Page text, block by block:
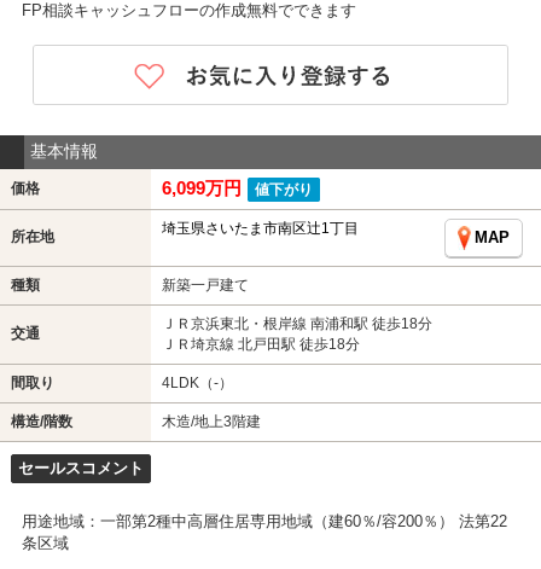
FP相談キャッシュフローの作成無料でできます
基本情報
価格 6,099万円 値下がり
所在地 埼玉県さいたま市南区辻1丁目
MAP
種類 新築一戸建て
交通
ＪＲ京浜東北・根岸線 南浦和駅 徒歩18分
ＪＲ埼京線 北戸田駅 徒歩18分
間取り 4LDK（-）
構造/階数 木造/地上3階建
セールスコメント
用途地域：一部第2種中高層住居専用地域（建60％/容200％） 法第22
条区域